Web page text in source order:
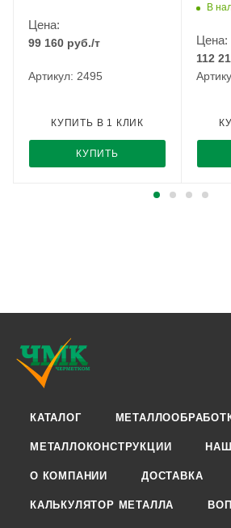
Цена:
99 160 руб./т
Артикул: 2495
КУПИТЬ
КУПИТЬ В 1 КЛИК
В
Цена:
112
КАТАЛОГ
МЕТАЛЛОКОНСТРУКЦИИ
О КОМПАНИИ ДОСТАВКА
КАЛЬКУЛЯТОР МЕТАЛЛА